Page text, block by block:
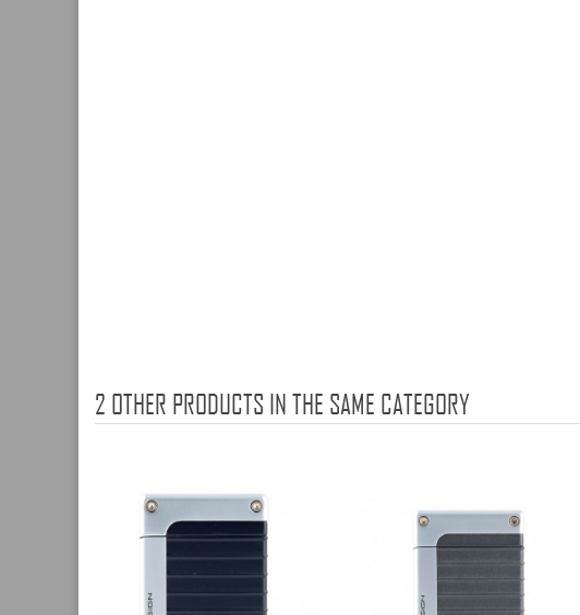
2 OTHER PRODUCTS IN THE SAME CATEGORY